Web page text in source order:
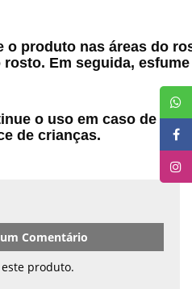
o produto nas áreas do
Em seguida,
o uso em caso de
de crianças.
Comentário
produto.